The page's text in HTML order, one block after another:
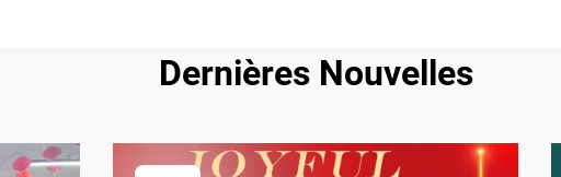
Dernières Nouvelles